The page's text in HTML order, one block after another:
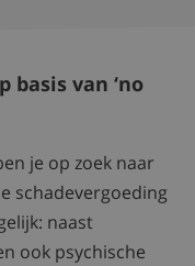
van ‘no
je op zoek naar
schadevergoeding
naast
ook psychische